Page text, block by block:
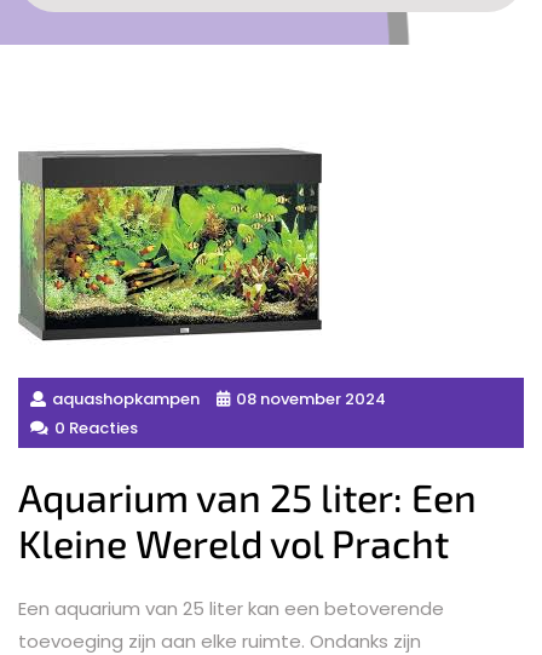
aquashopkampen
08 november 2024
0 Reacties
Aquarium van 25 liter: Een
Kleine Wereld vol Pracht
Een aquarium van 25 liter kan een betoverende
toevoeging zijn aan elke ruimte. Ondanks zijn